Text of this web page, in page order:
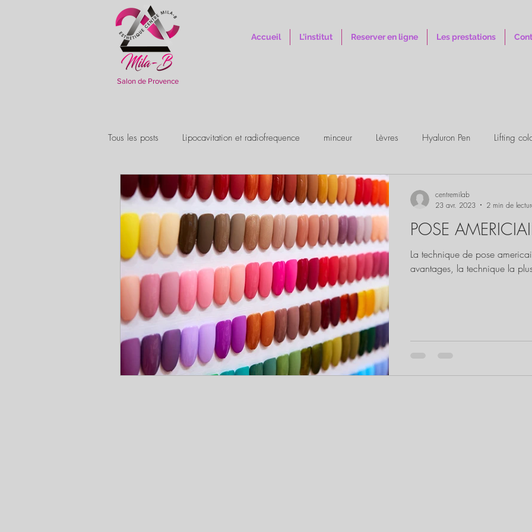
Accueil L'institut Reserver en ligne Les prestations
Salon de Provence
Tous les posts Lipocavitation et radiofrequence minceur Lèvres Hyaluron Pen Lifting
Examen CAP ECP
POSE
La technique de pose
avantages, la technique la
centremilab
23 avr. 2023
2 min de